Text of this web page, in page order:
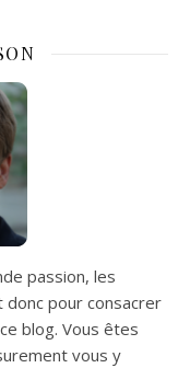
passion, les
donc pour consacrer
blog. Vous êtes
vous y